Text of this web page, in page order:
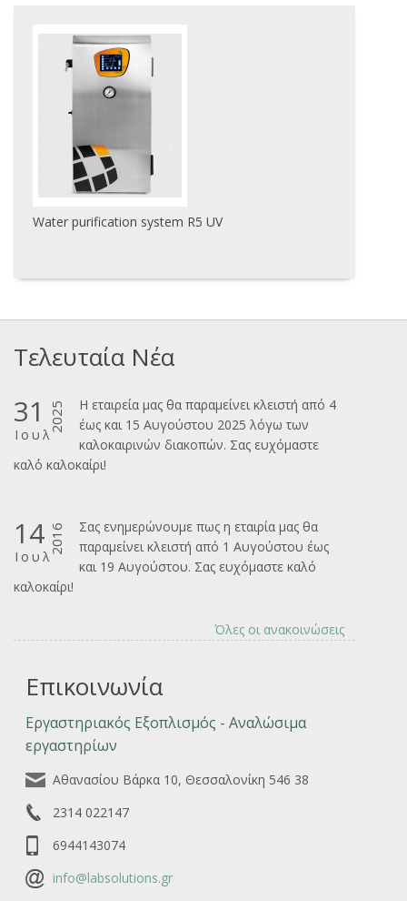
Water purification system R5 UV
Τελευταία Νέα
31
Ιουλ
2025
Η εταιρεία μας θα παραμείνει κλειστή από 4
έως και 15 Αυγούστου 2025 λόγω των
καλοκαιρινών διακοπών. Σας ευχόμαστε
καλ΄΄ο καλοκαίρι!
14
Ιουλ
2016
Σας ενημερώνουμε πως η εταιρία μας θα
παραμείνει κλειστή από 1 Αυγούστου έως
και 19 Αυγούστου. Σας ευχόμαστε καλό
καλοκαίρι!
Όλες οι ανακοινώσεις
Επικοινωνία
Εργαστηριακός Εξοπλισμός - Αναλώσιμα
εργαστηρίων
Αθανασίου Βάρκα 10, Θεσσαλονίκη 546 38
2314 022147
6944143074
info@labsolutions.gr